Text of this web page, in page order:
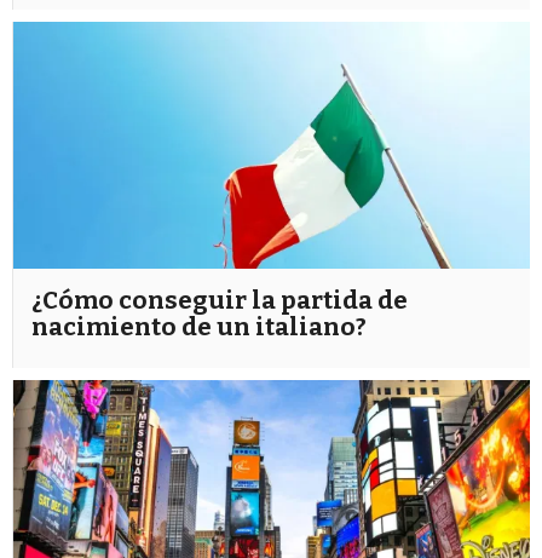
¿Cómo conseguir la partida de
nacimiento de un italiano?